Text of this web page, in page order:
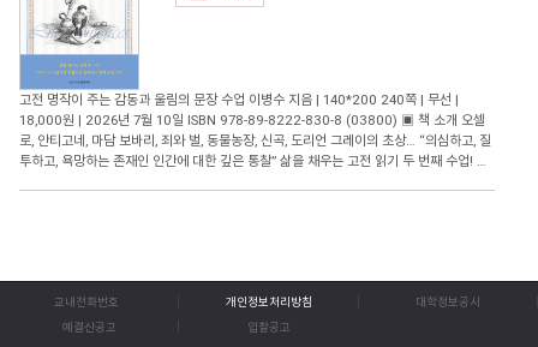
등으로 추천되지만, 그와 대립각을 세우고 있던 보수 아카데미의 조직적 음모에 밀려 공동
당선작으로 격하된다. 르코르뷔지에는 강연 형식을 빌린 이 책을 통해 국제적 논쟁이 된
야합의 경위를 낱낱이 밝히고, 자신의 작업에 담긴 건축적 의미와 가치를 당당히 증명한
다. 흑백 사진과 건축 도면, 스케치와 드로잉, 신문 기사와 청원서 등을 함께 수록한 이 책
은 르코르뷔지에의 건축적 사유와 실천이 담긴 중요한 자료집이기도 하다. ▣ 출판사 리
뷰 근대건축을 선도한 르코르뷔지에의 감춰진 명저, 국내 최초 완역 보수 아카데미의 음모
에 맞선 르코르뷔지에의 가장 뜨거운 변론 ◼ 건축 기득권의 허영을 깨부순 선언, “집은 궁
전이고, 궁전은 집이다” 이 책의 제목 ‘집-궁전’을 처음 접하면 누구나 고개를 갸웃하게 된
다. 평범한 개인이 몸을 누이는 소박한 공간과 절대 권력이 누리는 화려한 공간을 나란히
연결한 저자의 의도가 쉽게 잡히지 않기 때문이다. 그러나 이 도발적인 제목이야말로 르코
내거나 유행을 좇지 않고 직관과 이성이 함께 작동해 완성된다는 점에서 본질적으로 같다
고전 명작이 주는 감동과 울림의 문장 수업 이병수 지음 | 140*200 240쪽 | 무선 |
18,000원 | 2026년 7월 10일 ISBN 978-89-8222-830-8 (03800) ▣ 책 소개 오셀
로, 안티고네, 마담 보바리, 죄와 벌, 동물농장, 신곡, 도리언 그레이의 초상… “의심하고, 질
투하고, 욕망하는 존재인 인간에 대한 깊은 통찰” 삶을 채우는 고전 읽기 두 번째 수업! 지
레이의 초상』 등 인류의 지적 유산으로 남은 18편의 고전 명작을 통해 인간 존재의 가장
깊은 곳을 탐색하는 책이다. ‘선택하다’, ‘신뢰하다’ ‘고백하다’ ‘복수하다’ ‘질투하다’ ‘실성
하다’ ‘창조하다’와 같은 동사를 키워드로 삼아 고전 속 문장을 새롭게 읽어낸다. 전작
교내전화번호 개인정보처리방침
대학정보공시
예결산공고
입찰공고